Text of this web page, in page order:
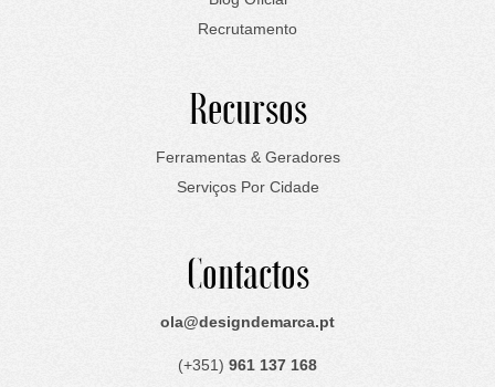
Recrutamento
Recursos
Ferramentas & Geradores
Serviços Por Cidade
Contactos
ola@designdemarca.pt
(+351) 961 137 168